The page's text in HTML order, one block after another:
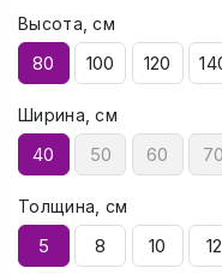
Высота, см
80 100 120
Ширина, см
40 50 60 70
Толщина, см
5 8 10 12